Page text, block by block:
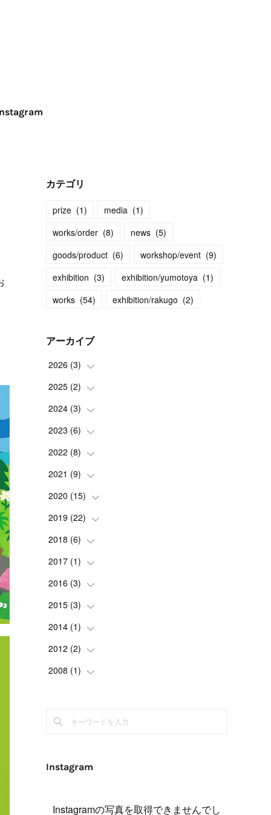
カテゴリ
prize (1) media (1)
works/order (8) news (5)
goods/product (6) workshop/event (9)
exhibition (3) exhibition/yumotoya (1)
works (54) exhibition/rakugo (2)
アーカイブ
2026 (3)
(2
(1
2025 (2)
(1
(1
2024 (3)
(1
(2
2023 (6)
(1
(1
(1)
(2)
(1
2022 (8)
(1
(1)
(2)
(1
(1
(1
(1
2021 (9)
(1)
(2)
(2
(1
(1
(2
2020 (15)
(1)
(2
(1
(2
(1
(1
(2
(3
2019 (22)
(3
(4
(1
(4
(2
(1
(1
2018 (6)
(4
(1
(1
2017 (1)
(1
2016 (3)
(1
(2
2015 (3)
(1
(1
(1
2014 (1)
(1
2012 (2)
(2
2008 (1)
Instagram
Instagramの写真を取得できませんでし